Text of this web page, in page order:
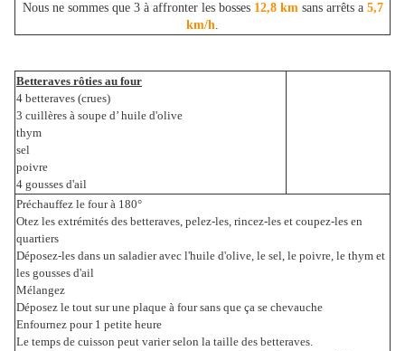
Nous ne sommes que 3 à affronter les bosses 12,8 kmsans arrêts a 5,7
km/h.
Betteraves rôties au four
4 betteraves (crues)
3 cuillères à soupe d’ huile d'olive
thym
sel
poivre
4 gousses d'ail
Préchauffez le four à 180°
Otez les extrémités des betteraves, pelez-les, rincez-les et coupez-les en
quartiers
Déposez-les dans un saladier avec l'huile d'olive, le sel, le poivre, le thym et
les gousses d'ail
Mélangez
Déposez le tout sur une plaque à four sans que ça se chevauche
Enfournez pour 1 petite heure
Le temps de cuisson peut varier selon la taille des betteraves.